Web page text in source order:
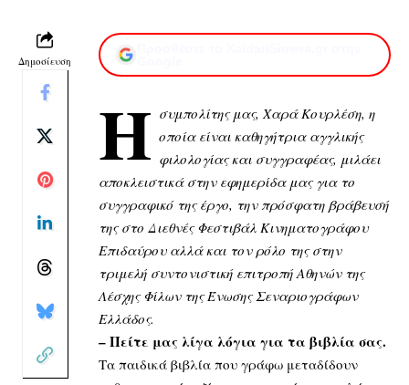
Δημοσίευση
Η συμπολίτης μας, Χαρά Κουρλέση, η
οποία είναι καθηγήτρια αγγλικής
φιλολογίας και συγγραφέας, μιλάει
αποκλειστικά στην εφημερίδα μας για το
συγγραφικό της έργο, την πρόσφατη βράβευσή
της στο Διεθνές Φεστιβάλ Κινηματογράφου
Επιδαύρου αλλά και τον ρόλο της στην
τριμελή συντονιστική επιτροπή Αθηνών της
Λέσχης Φίλων της Ένωσης Σεναριογράφων
Ελλάδος.
– Πείτε μας λίγα λόγια για τα βιβλία σας.
Τα παιδικά βιβλία που γράφω μεταδίδουν